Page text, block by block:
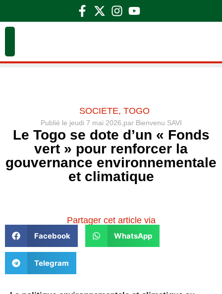
SOCIETE, TOGO
Publié le jeudi 7 mai 2026, parBienvenu SAVI
Le Togo se dote d’un « Fonds
vert » pour renforcer la
gouvernance environnementale
et climatique
Partager cet article via
Facebook WhatsApp
Telegram